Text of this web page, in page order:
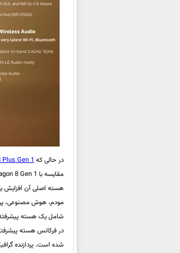
در حالی کهPlus Gen 1
هسته اصلی آن افزایش